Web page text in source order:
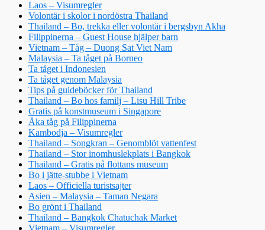
Laos – Visumregler
Volontär i skolor i nordöstra Thailand
Thailand – Bo, trekka eller volontär i bergsbyn Akha
Filippinerna – Guest House hjälper barn
Vietnam – Tåg – Duong Sat Viet Nam
Malaysia – Ta tåget på Borneo
Ta tåget i Indonesien
Ta tåget genom Malaysia
Tips på guideböcker för Thailand
Thailand – Bo hos familj – Lisu Hill Tribe
Gratis på konstmuseum i Singapore
Åka tåg på Filippinerna
Kambodja – Visumregler
Thailand – Songkran – Genomblöt vattenfest
Thailand – Stor inomhuslekplats i Bangkok
Thailand – Gratis på flottans museum
Bo i jätte-stubbe i Vietnam
Laos – Officiella turistsajter
Asien – Malaysia – Taman Negara
Bo grönt i Thailand
Thailand – Bangkok Chatuchak Market
Vietnam – Visumregler